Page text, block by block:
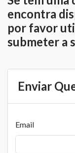
encontra
por favor
submeter a
Enviar
Email